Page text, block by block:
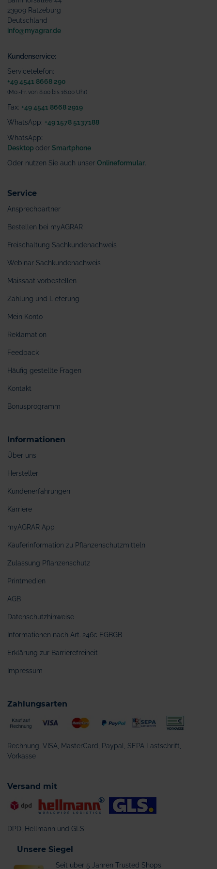
23909 Ratzeburg
Deutschland
info@myagrar.de
Kundenservice:
Servicetelefon:
+49 4541 8668 290
(Mo.-Fr. von 8.00 bis 16.00 Uhr)
Fax: +49 4541 8668 2919
WhatsApp: +49 1578 5137188
WhatsApp:
Desktop oder Smartphone
Oder nutzen Sie auch unser Onlineformular
Service
Ansprechpartner
Bestellen bei myAGRAR
Freischaltung Sachkundenachweis
Webinar Sachkundenachweis
Maissaat vorbestellen
Zahlung und Lieferung
Mein Konto
Reklamation
Feedback
Häufig gestellte Fragen
Kontakt
Bonusprogramm
Informationen
Über uns
Hersteller
Kundenerfahrungen
Karriere
myAGRAR App
Käuferinformation zu Pflanzenschutzmitteln
Zulassung Pflanzenschutz
Printmedien
AGB
Datenschutzhinweise
Informationen nach Art. 246c EGBGB
Erklärung zur Barrierefreiheit
Impressum
Zahlungsarten
Rechnung, VISA, MasterCard, Paypal, SEPA Lastschrift,
Vorkasse
Versand mit
DPD, Hellmann und GLS
Unsere Siegel
Seit über 5 Jahren Trusted Shops